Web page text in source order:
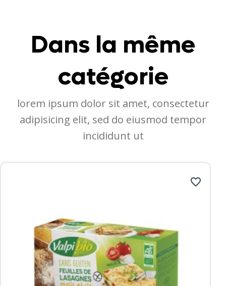
Dans la même
catégorie
lorem ipsum dolor sit amet, consectetur
adipisicing elit, sed do eiusmod tempor
incididunt ut
favorite_border